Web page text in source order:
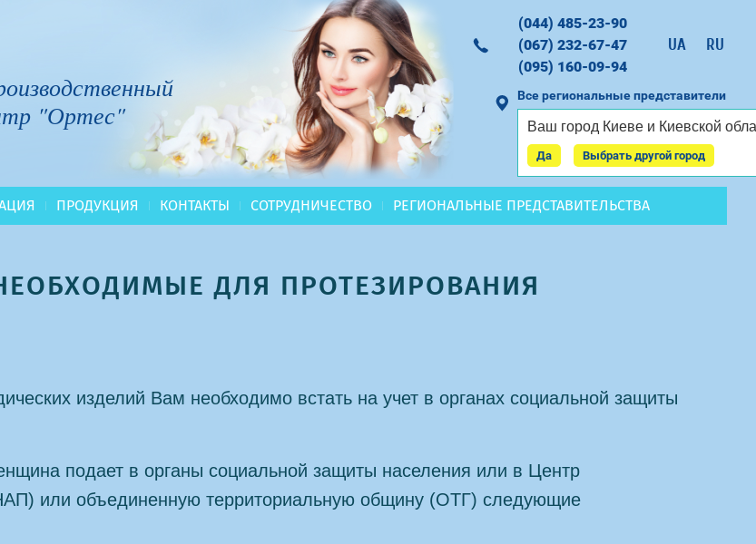
"Ортес"
(044) 485-23-90
(067) 232-67-47
(095) 160-09-94
RU
UA
Ваш город Киеве и Киевской
Да Выбрать другой город
Все региональные представители
Заказать звонок
ПРОДУКЦИЯ КОНТАКТЫ СОТРУДНИЧЕСТВО РЕГИОНАЛЬНЫЕ ПРЕДСТАВИТЕЛЬСТВА
ДЛЯ ПРОТЕЗИРОВАНИЯ
изделий Вам необходимо встать на учет в органах социальной защиты
подает в органы социальной защиты населения или в Центр
или объединенную территориальную общину (ОТГ) следующие